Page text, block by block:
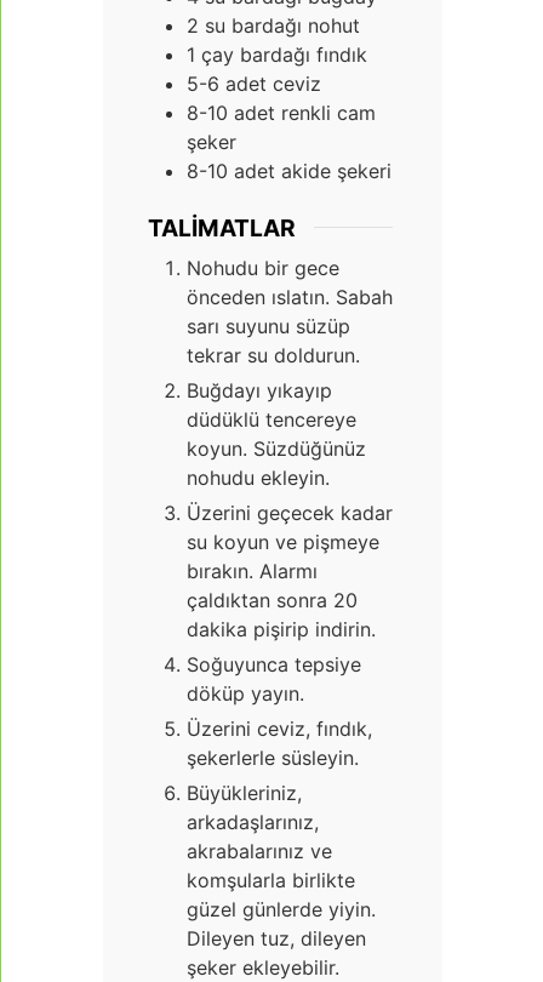
2 su bardağı nohut
1 çay bardağı fındık
5-6 adet ceviz
8-10 adet renkli cam
şeker
8-10 adet akide şekeri
TALIMATLAR
Nohudu bir gece
önceden ıslatın. Sabah
sarı suyunu süzüp
tekrar su doldurun.
Buğdayı yıkayıp
düdüklü tencereye
koyun. Süzdüğünüz
nohudu ekleyin.
Üzerini geçecek kadar
su koyun ve pişmeye
bırakın. Alarmı
çaldıktan sonra 20
dakika pişirip indirin.
Soğuyunca tepsiye
döküp yayın.
Üzerini ceviz, fındık,
şekerlerle süsleyin.
Büyükleriniz,
arkadaşlarınız,
akrabalarınız ve
komşularla birlikte
güzel günlerde yiyin.
Dileyen tuz, dileyen
şeker ekleyebilir.